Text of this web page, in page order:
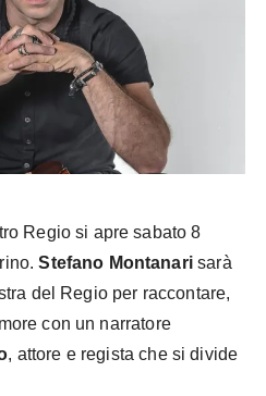
Regio si apre sabato 8
Stefano Montanarisarà
del Regio per raccontare,
con un narratore
, attore e regista che si divide